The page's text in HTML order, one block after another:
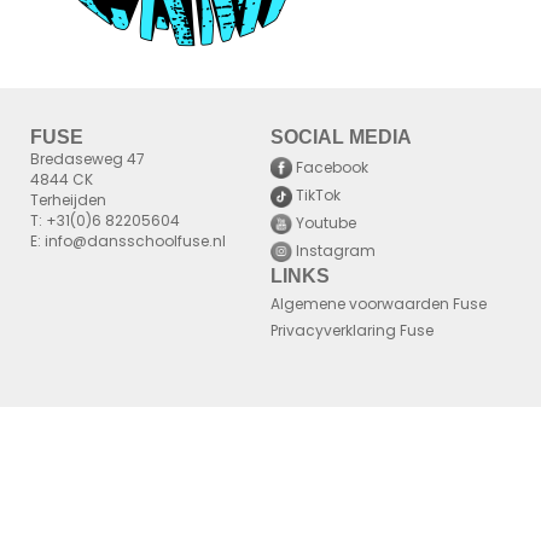
FUSE
Bredaseweg 47
4844 CK
Terheijden
T: +31(0)6 82205604
E: info@dansschoolfuse.nl
SOCIAL MEDIA
Facebook
TikTok
Youtube
Instagram
LINKS
Algemene voorwaarden Fuse
Privacyverklaring Fuse